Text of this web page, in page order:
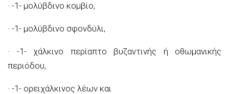
· -1- μολύβδινο κομβίο,
· -1- μολύβδινο σφονδύλι,
· -1- χάλκινο περίαπτο βυζαντινής ή οθωμανικής
περιόδου,
· -1- ορειχάλκινος λέων και